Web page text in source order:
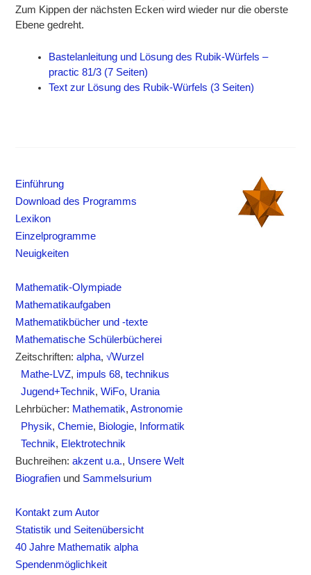
Zum Kippen der nächsten Ecken wird wieder nur die oberste
Ebene gedreht.
Bastelanleitung und Lösung des Rubik-Würfels –
practic 81/3 (7 Seiten)
Text zur Lösung des Rubik-Würfels (3 Seiten)
Einführung
Download des Programms
Lexikon
Einzelprogramme
Neuigkeiten
Mathematik-Olympiade
Mathematikaufgaben
Mathematikbücher und -texte
Mathematische Schülerbücherei
Zeitschriften:alpha,√Wurzel
Mathe-LVZ, impuls 68,technikus
Jugend+Technik,WiFo, Urania
Lehrbücher: Mathematik,Astronomie
Physik,Chemie, Biologie,
Informatik
Technik, Elektrotechnik
Buchreihen:akzent u.a., Unsere Welt
Biografien und Sammelsurium
Kontakt zum Autor
Statistik und Seitenübersicht
40 Jahre Mathematik alpha
Spendenmöglichkeit